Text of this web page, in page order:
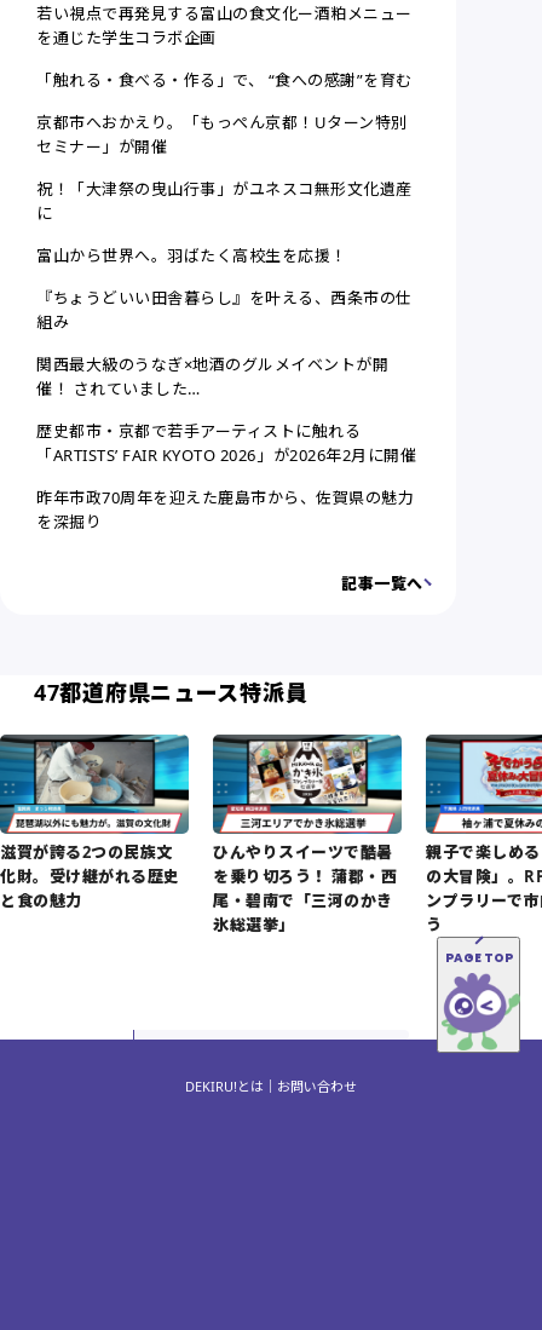
若い視点で再発見する富山の食文化ー酒粕メニュー
を通じた学生コラボ企画
「触れる・食べる・作る」で、 “食への感謝”を育む
京都市へおかえり。「もっぺん京都！Uターン特別
セミナー」が開催
祝！「大津祭の曳山行事」がユネスコ無形文化遺産
に
富山から世界へ。羽ばたく高校生を応援！
『ちょうどいい田舎暮らし』を叶える、西条市の仕
組み
関西最大級のうなぎ×地酒のグルメイベントが開
催！ されていました…
歴史都市・京都で若手アーティストに触れる
「ARTISTS’ FAIR KYOTO 2026」が2026年2月に開催
昨年市政70周年を迎えた鹿島市から、佐賀県の魅力
を深掘り
記事一覧へ
47都道府県ニュース特派員
滋賀が誇る2つの民族文
化財。受け継がれる歴史
と食の魅力
ひんやりスイーツで酷暑
を乗り切ろう！ 蒲郡・西
尾・碧南で「三河のかき
氷総選挙」
親子で楽しめ
の大冒険」。
ンプラリーで
う
PAGE TOP
DEKIRU!とは お問い合わせ